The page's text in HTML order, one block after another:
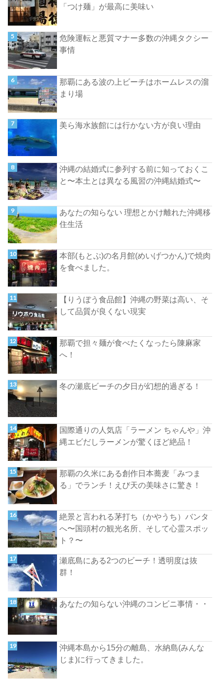
「つけ麺」が最高に美味い
危険運転と悪質マナー多数の沖縄タクシー
事情
那覇にある波の上ビーチはホームレスの溜
まり場
美ら海水族館には行かない方が良い理由
沖縄の結婚式に参列する前に知っておくこ
と〜本土とは異なる風習の沖縄結婚式〜
あなたの知らない 理想とかけ離れた沖縄移
住生活
本部(もとぶ)の名月館(めいげつかん)で焼肉
を食べました。
【りうぼう食品館】沖縄の野菜は高い、そ
して品質が良くない現実
那覇で担々麺が食べたくなったら陳麻家
へ！
冬の瀬底ビーチの夕日が幻想的過ぎる！
国際通りの人気店「ラーメン ちゃんや」沖
縄エビだしラーメンが驚くほど絶品！
那覇の久米にある創作日本蕎麦「みつま
る」でランチ！えび天の美味さに驚き！
絶景と言われる茅打ち（かやうち）バンタ
へ〜国頭村の観光名所、そして心霊スポッ
ト？〜
瀬底島にある2つのビーチ！透明度は抜
群！
あなたの知らない沖縄のコンビニ事情・・
沖縄本島から15分の離島、水納島(みんな
じま)に行ってきました。